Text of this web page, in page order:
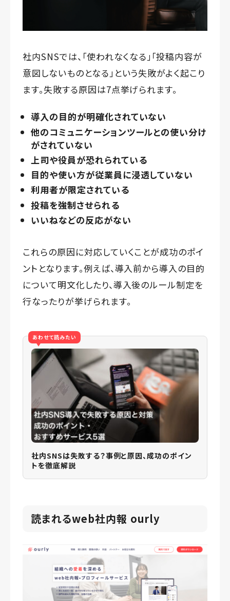
社内SNSでは、「使われなくなる」「投稿内容が
意図しないものとなる」という失敗がよく起こり
ます。失敗する原因は7点挙げられます。
導入の目的が明確化されていない
他のコミュニケーションツールとの使い分け
がされていない
上司や役員が恐れられている
目的や使い方が従業員に浸透していない
利用者が限定されている
投稿を強制させられる
いいねなどの反応がない
これらの原因に対応していくことが成功のポイ
ントとなります。例えば、導入前から導入の目的
について明文化したり、導入後のルール制定を
行なったりが挙げられます。
あわせて読みたい
社内SNSは失敗する？事例と原因、成功のポイン
トを徹底解説
読まれるweb社内報 ourly